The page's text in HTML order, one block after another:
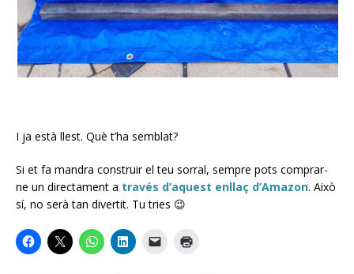
I ja està llest. Què t’ha semblat?
Si et fa mandra construir el teu sorral, sempre pots comprar-
ne un directament a través d’aquest enllaç d’Amazon. Això
sí, no serà tan divertit. Tu tries 😉